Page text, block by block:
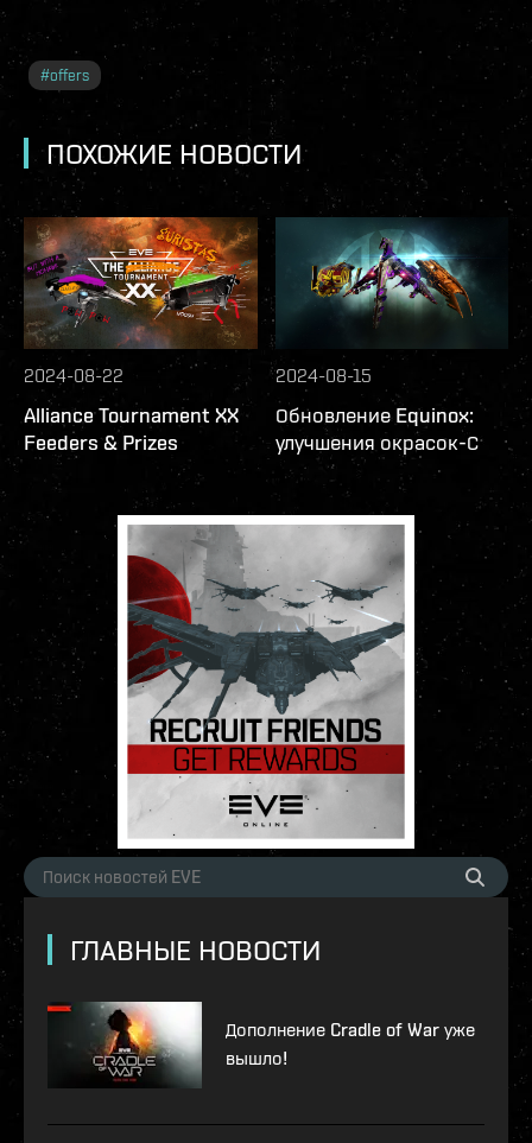
#offers
ПОХОЖИЕ НОВОСТИ
2024-08-22
Alliance Tournament XX
Feeders & Prizes
2024-08-15
Обновление Equinox:
улучшения окрасок-С
ГЛАВНЫЕ НОВОСТИ
Дополнение Cradle of War уже
вышло!